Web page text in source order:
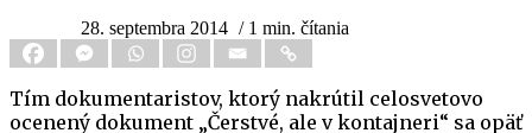
28. septembra 2014 / 1 min. čítania
Tím dokumentaristov, ktorý nakrútil celosvetovo
ocenený dokument „Čerstvé, ale v kontajneri“ sa opäť